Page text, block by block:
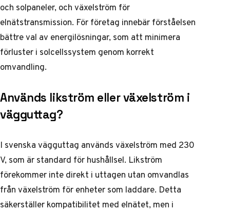
och solpaneler, och växelström för
elnätstransmission. För företag innebär förståelsen
bättre val av energilösningar, som att minimera
förluster i solcellssystem genom korrekt
omvandling.
Används likström eller växelström i
vägguttag?
I svenska vägguttag används växelström med 230
V, som är standard för hushållsel. Likström
förekommer inte direkt i uttagen utan omvandlas
från växelström för enheter som laddare. Detta
säkerställer kompatibilitet med elnätet, men i